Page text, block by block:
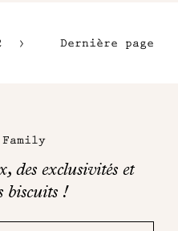
Dernière page
Family
des exclusivités et
biscuits !